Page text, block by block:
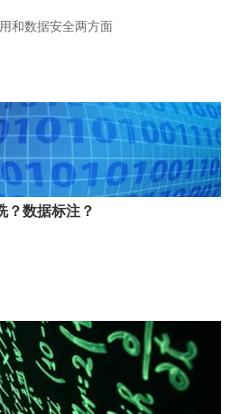
和数据安全两方面
？数据标注？